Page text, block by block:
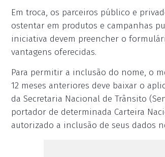
Em troca, os parceiros público e
ostentar em produtos e campanhas
iniciativa devem preencher o
vantagens oferecidas.
Para permitir a inclusão do nome, o
12 meses anteriores deve baixar o
da Secretaria Nacional de Trânsito
portador de determinada Carteira
autorizado a inclusão de seus dados